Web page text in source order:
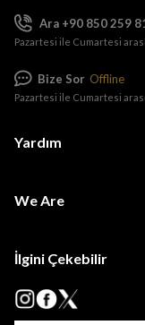
Yardım
We Are
İlgini Çekebilir
Ara +90 850 259
Pazartesi ile Cumartesi
Bize Sor Offline
Pazartesi ile Cumartesi